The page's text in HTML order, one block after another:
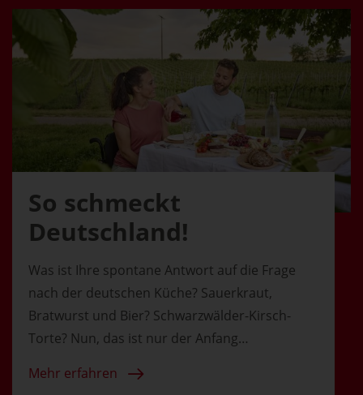
So schmeckt
Deutschland!
Was ist Ihre spontane Antwort auf die Frage
nach der deutschen Küche? Sauerkraut,
Bratwurst und Bier? Schwarzwälder-Kirsch-
Torte? Nun, das ist nur der Anfang…
Mehr erfahren